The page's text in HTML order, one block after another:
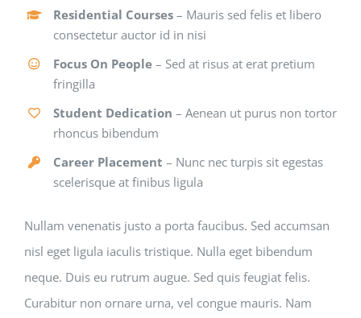
Residential Courses – Mauris sed felis et libero
consectetur auctor id in nisi
Focus On People – Sed at risus at erat pretium
fringilla
Student Dedication – Aenean ut purus non tortor
rhoncus bibendum
Career Placement – Nunc nec turpis sit egestas
scelerisque at finibus ligula
Nullam venenatis justo a porta faucibus. Sed accumsan
nisl eget ligula iaculis tristique. Nulla eget bibendum
neque. Duis eu rutrum augue. Sed quis feugiat felis.
Curabitur non ornare urna, vel congue mauris. Nam